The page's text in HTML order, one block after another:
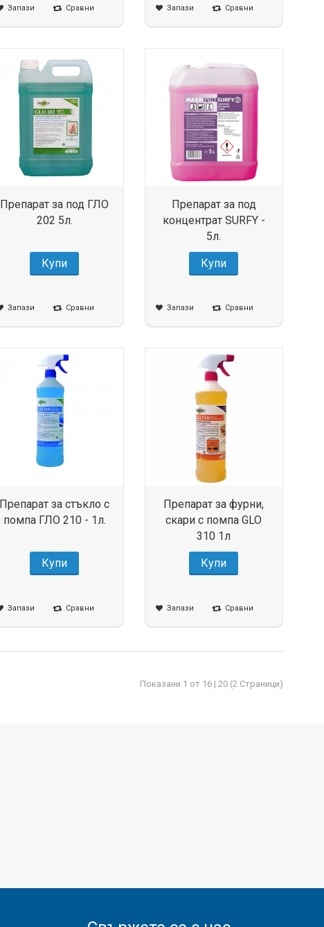
Запази Сравни Запази Сравни
Препарат за под ГЛО
202 5л.
Купи
Запази Сравни
Препарат за под
концентрат SURFY -
5л.
Купи
Запази Сравни
Препарат за стъкло с
помпа ГЛО 210 - 1л.
Купи
Запази Сравни
Препарат за фурни,
скари с помпа GLO
310 1л
Купи
Запази Сравни
Показани 1 от 16 | 20 (2 Страници)